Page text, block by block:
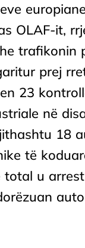
OLAF-it,
trafikonin
prej
23
në
18
të
total u